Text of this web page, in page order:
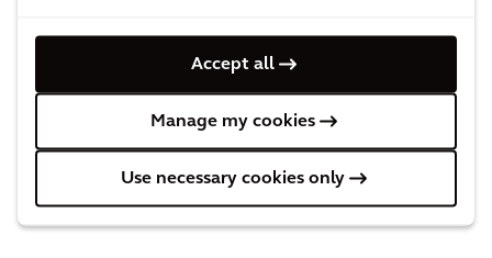
Accept all
Manage my cookies
Use necessary cookies only
这个庞大的公共空间为城市、社区和企业带来了新的可
能性、新的体验和新的投资。它给人们带来了骄傲和喜
悦，并一直是布拉德福德继续重建的催化剂。